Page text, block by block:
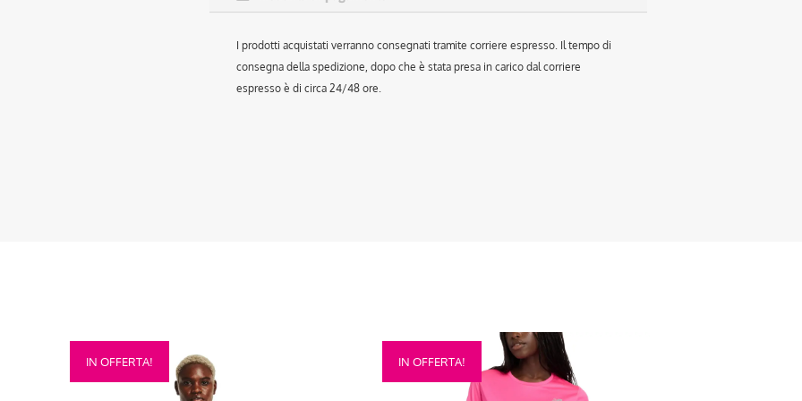
I prodotti acquistati verranno consegnati tramite corriere espresso. Il tempo di
consegna della spedizione, dopo che è stata presa in carico dal corriere
espresso è di circa 24/48 ore.
IN OFFERTA!
Questo
prodotto
IN OFFERTA!
Questo
prodotto